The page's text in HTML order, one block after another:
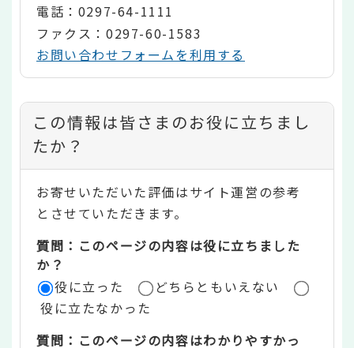
電話：0297-64-1111
ファクス：0297-60-1583
お問い合わせフォームを利用する
コ
ン
テ
ン
ツ
評
価
この情報は皆さまのお役に立ちまし
たか？
お寄せいただいた評価はサイト運営の参考
とさせていただきます。
質問：このページの内容は役に立ちました
か？
役に立った
どちらともいえない
役に立たなかった
質問：このページの内容はわかりやすかっ